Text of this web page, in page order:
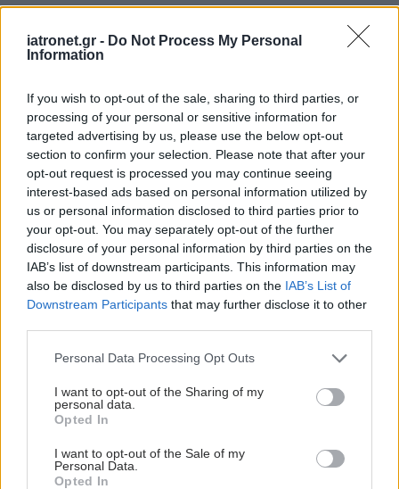
iatronet.gr - Do Not Process My Personal
Information
If you wish to opt-out of the sale, sharing to third parties, or
processing of your personal or sensitive information for
targeted advertising by us, please use the below opt-out
section to confirm your selection. Please note that after your
opt-out request is processed you may continue seeing
interest-based ads based on personal information utilized by
us or personal information disclosed to third parties prior to
your opt-out. You may separately opt-out of the further
disclosure of your personal information by third parties on the
IAB’s list of downstream participants. This information may
also be disclosed by us to third parties on the IAB’s List of
Downstream Participants that may further disclose it to other
Please note that this website/app uses one or more Google
not limited to your visit or usage behaviour. You may click to
grant or deny consent to Google and its third-party tags to
use your data for below specified purposes in below Google
consent section.
Personal Data Processing Opt Outs
I want to opt-out of the Sharing of my
personal data.
Opted In
I want to opt-out of the Sale of my
Personal Data.
Opted In